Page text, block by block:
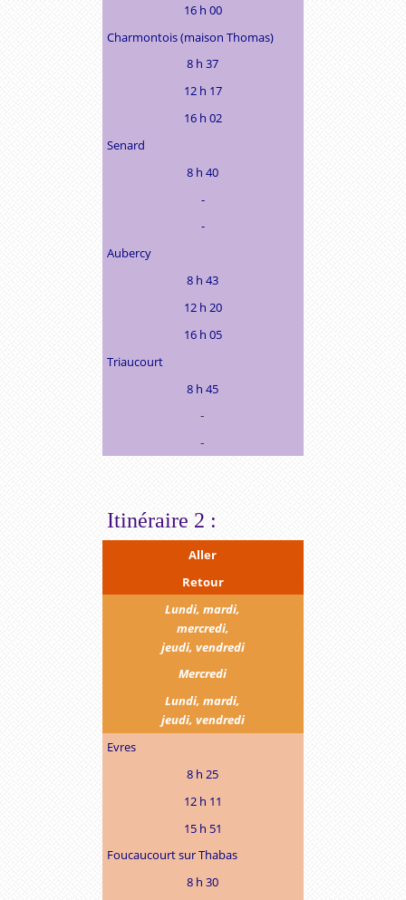
16 h 00
Charmontois (maison Thomas)
8 h 37
12 h 17
16 h 02
Senard
8 h 40
-
-
Aubercy
8 h 43
12 h 20
16 h 05
Triaucourt
8 h 45
-
-
Itinéraire 2 :
Aller
Retour
Lundi, mardi,
mercredi,
jeudi, vendredi
Mercredi
Lundi, mardi,
jeudi, vendredi
Evres
8 h 25
12 h 11
15 h 51
Foucaucourt sur Thabas
8 h 30